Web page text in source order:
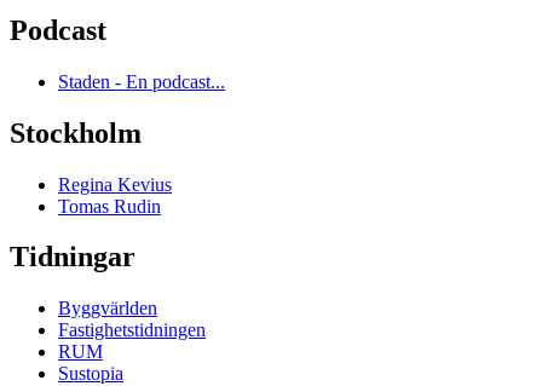
Podcast
Staden - En podcast...
Stockholm
Regina Kevius
Tomas Rudin
Tidningar
Byggvärlden
Fastighetstidningen
RUM
Sustopia